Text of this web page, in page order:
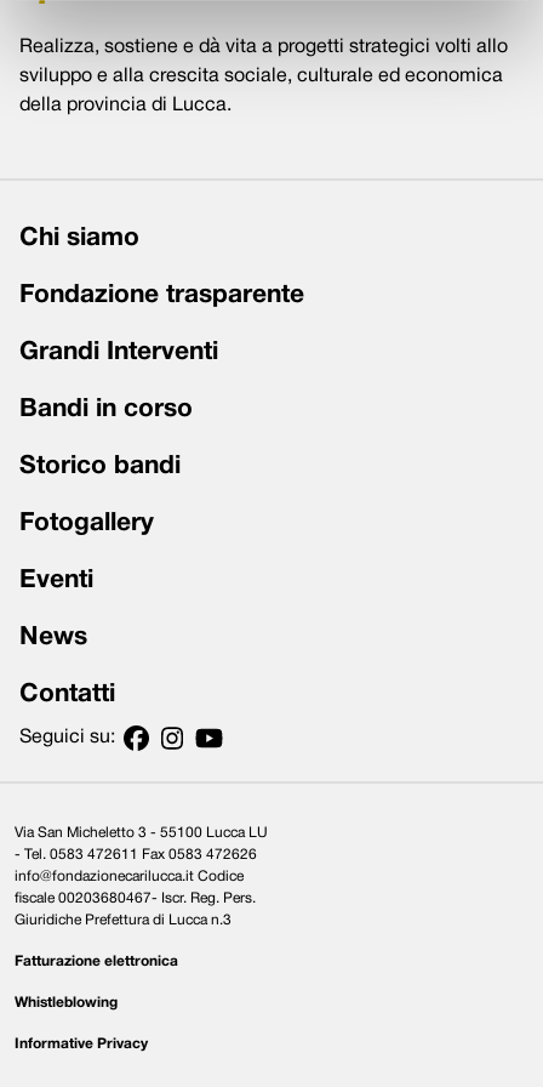
Realizza, sostiene e dà vita a progetti strategici volti allo
sviluppo e alla crescita sociale, culturale ed economica
della provincia di Lucca.
Chi siamo
Fondazione trasparente
Grandi Interventi
Bandi in corso
Storico bandi
Fotogallery
Eventi
News
Contatti
Seguici su:
Via San Micheletto 3 - 55100 Lucca LU
- Tel. 0583 472611 Fax 0583 472626
info@fondazionecarilucca.it Codice
fiscale 00203680467- Iscr. Reg. Pers.
Giuridiche Prefettura di Lucca n.3
Fatturazione elettronica
Whistleblowing
Informative Privacy